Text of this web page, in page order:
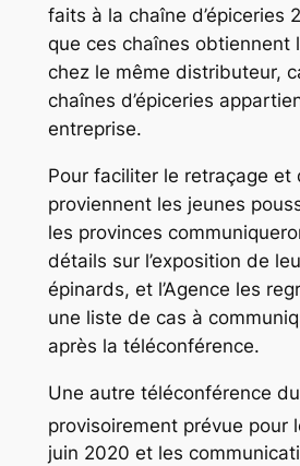
faits à la chaîne d’épiceries
que ces chaînes obtiennent
chez le même distributeur,
chaînes d’épiceries
entreprise.
Pour faciliter le retraçage et
proviennent les jeunes
les provinces
détails sur l’exposition de
épinards, et l’Agence les
une liste de cas à
après la téléconférence.
Une autre téléconférence
provisoirement prévue pour
juin 2020 et les